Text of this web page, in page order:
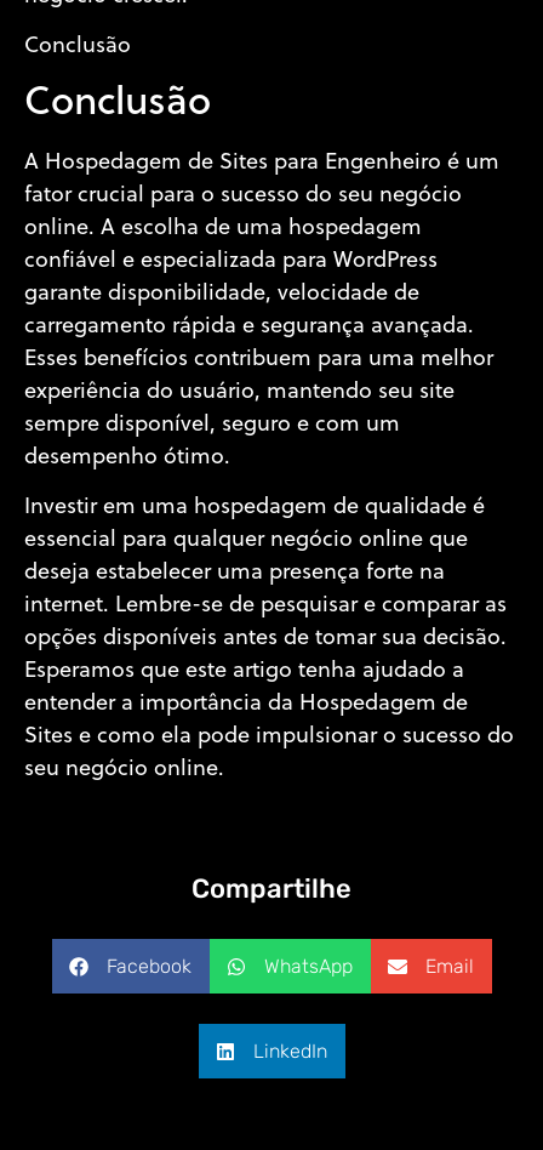
Conclusão
Conclusão
A Hospedagem de Sites para Engenheiro é um
fator crucial para o sucesso do seu negócio
online. A escolha de uma hospedagem
confiável e especializada para WordPress
garante disponibilidade, velocidade de
carregamento rápida e segurança avançada.
Esses benefícios contribuem para uma melhor
experiência do usuário, mantendo seu site
sempre disponível, seguro e com um
desempenho ótimo.
Investir em uma hospedagem de qualidade é
essencial para qualquer negócio online que
deseja estabelecer uma presença forte na
internet. Lembre-se de pesquisar e comparar as
opções disponíveis antes de tomar sua decisão.
Esperamos que este artigo tenha ajudado a
entender a importância da Hospedagem de
Sites e como ela pode impulsionar o sucesso do
seu negócio online.
Compartilhe
Facebook WhatsApp Email
LinkedIn